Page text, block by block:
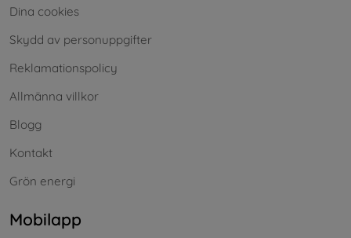
Dina cookies
Skydd av personuppgifter
Reklamationspolicy
Allmänna villkor
Blogg
Kontakt
Grön energi
Mobilapp